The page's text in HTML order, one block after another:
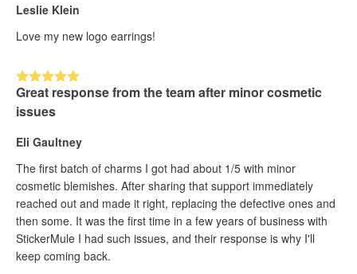
Leslie Klein
Love my new logo earrings!
Great response from the team after minor cosmetic
issues
Eli Gaultney
The first batch of charms I got had about 1/5 with minor
cosmetic blemishes. After sharing that support immediately
reached out and made it right, replacing the defective ones and
then some. It was the first time in a few years of business with
StickerMule I had such issues, and their response is why I'll
keep coming back.